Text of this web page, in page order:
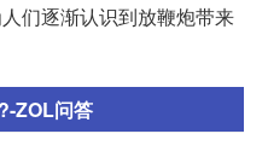
们逐渐认识到放鞭炮带来
ZOL问答